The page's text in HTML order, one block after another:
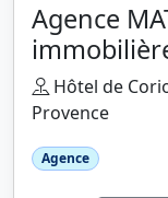
Agence
Hôtel de
Provence
Agence